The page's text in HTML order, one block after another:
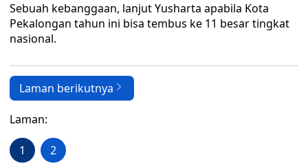
Sebuah kebanggaan, lanjut Yusharta apabila Kota
Pekalongan tahun ini bisa tembus ke 11 besar tingkat
nasional.
Laman berikutnya
Laman:
1 2